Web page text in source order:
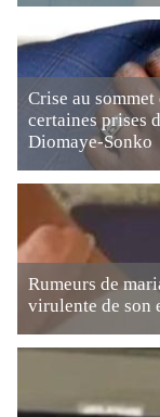
Crise au
certaines prises
Diomaye-Sonko
Rumeurs de
virulente de son